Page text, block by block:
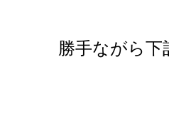
勝手ながら